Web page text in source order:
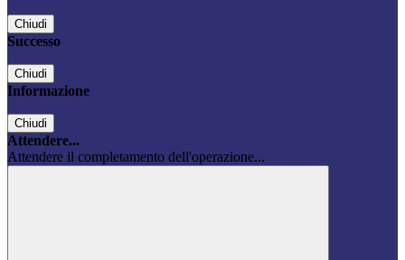
Chiudi
Successo
Chiudi
Informazione
Chiudi
Attendere...
Attendere il completamento dell'operazione...